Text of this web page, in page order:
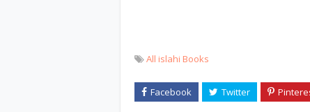
All islahi Books